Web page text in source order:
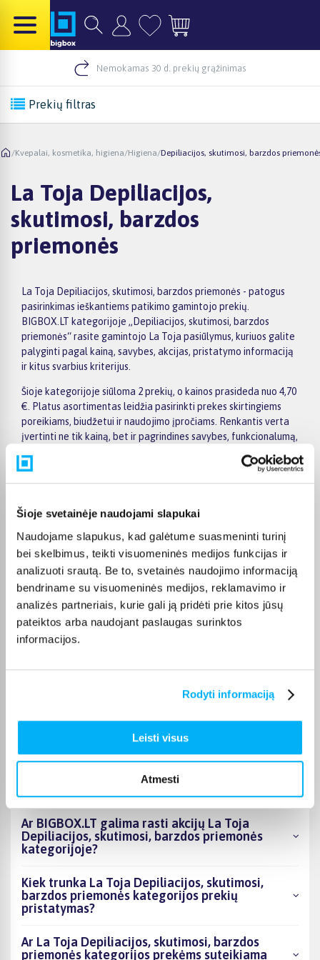
Šioje svetainėje naudojami slapukai
Naudojame slapukus, kad galėtume suasmeninti turinį
bei skelbimus, teikti visuomeninės medijos funkcijas ir
analizuoti srautą. Be to, svetainės naudojimo informaciją
bendriname su visuomeninės medijos, reklamavimo ir
analizės partneriais, kurie gali ją pridėti prie kitos jūsų
pateiktos arba naudojant paslaugas surinktos
informacijos.
Rodyti informaciją
Leisti visus
Atmesti
Nemokamas 30 d. prekių grąžinimas
Prekių filtras
/Kvepalai, kosmetika, higiena/Higiena/Depiliacijos, skutimosi, barzdos
La Toja Depiliacijos,
skutimosi, barzdos
priemonės
La Toja Depiliacijos, skutimosi, barzdos priemonės - patogus
pasirinkimas ieškantiems patikimo gamintojo prekių.
BIGBOX.LT kategorijoje „Depiliacijos, skutimosi, barzdos
priemonės“ rasite gamintojo La Toja pasiūlymus, kuriuos galite
palyginti pagal kainą, savybes, akcijas, pristatymo informaciją
ir kitus svarbius kriterijus.
Šioje kategorijoje siūloma 2 prekių, o kainos prasideda nuo 4,70
€. Platus asortimentas leidžia pasirinkti prekes skirtingiems
poreikiams, biudžetui ir naudojimo įpročiams. Renkantis verta
įvertinti ne tik kainą, bet ir pagrindines savybes, funkcionalumą,
pasiūlymus.
pasiūlymus ir patogiai palyginti La Toja prekes tarpusavyje.
Atsižvelkite į jums svarbiausius kriterijus, pristatymo
informaciją ir prekės aprašymą, kad galėtumėte priimti patogų
ir apgalvotą sprendimą.
Palyginkite La Toja prekes BIGBOX.LT ir išsirinkite tinkamiausią
variantą internetu.
DUK
Kokie La Toja Depiliacijos, skutimosi, barzdos
priemonės kategorijoje esantys produktai šiuo
metu populiariausi?
Kiek prekių yra La Toja Depiliacijos, skutimosi,
barzdos priemonės kategorijos asortimente ir
Ar BIGBOX.LT galima rasti akcijų La Toja
Depiliacijos, skutimosi, barzdos priemonės
kategorijoje?
Kiek trunka La Toja Depiliacijos, skutimosi,
barzdos priemonės kategorijos prekių
pristatymas?
Ar La Toja Depiliacijos, skutimosi, barzdos
priemonės kategorijos prekėms suteikiama